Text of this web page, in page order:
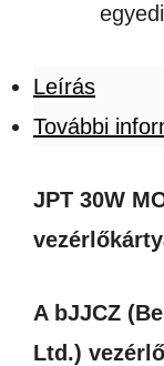
Leírás
További
JPT 30W
A bJJCZ
Ltd.)